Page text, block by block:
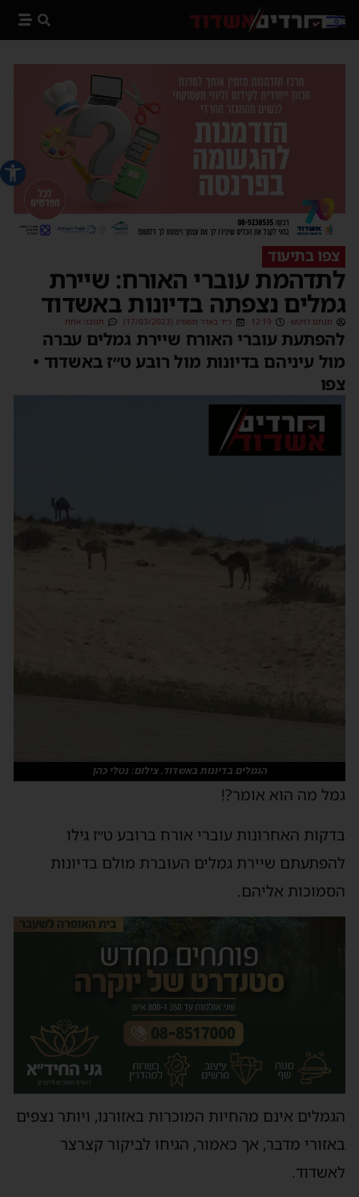
פתח
צפו בתיעוד
לתדהמת עוברי האורח: שיירת
גמלים נצפתה בדיונות באשדוד
מנחם דויטש 12:19 כ״ד באדר תשפ״ג (17/03/2023) תגובה אחת
להפתעת עוברי האורח שיירת גמלים עברה
מול עיניהם בדיונות מול רובע ט״ז באשדוד •
צפו
הגמלים בדיונות באשדוד. צילום: נטלי כהן
גמל מה הוא אומר?!
בדקות האחרונות עוברי אורח ברובע ט״ז גילו
להפתעתם שיירת גמלים העוברת מולם בדיונות
הסמוכות אליהם.
הגמלים אינם מהחיות המוכרות באזורנו, ויותר נצפים
באזורי מדבר, אך כאמור, הגיחו לביקור קצרצר
לאשדוד.